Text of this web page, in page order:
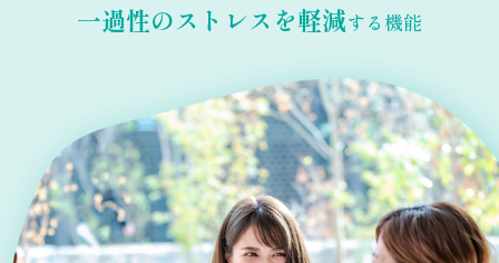
一過性のストレスを軽減する機能